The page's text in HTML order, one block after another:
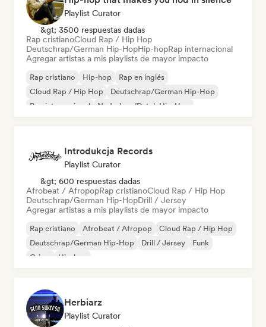
Playlist Curator
&gt; 3500 respuestas dadas
Rap cristianoCloud Rap / Hip Hop
Deutschrap/German Hip-HopHip-hopRap internacional
Agregar artistas a mis playlists de mayor impacto
Rap cristiano Hip-hop
Rap en inglés
Cloud Rap / Hip Hop
Deutschrap/German Hip-Hop
Rap internacional
Nederhop/Dutch Hip-Hop
Introdukcja Records
Playlist Curator
&gt; 600 respuestas dadas
Afrobeat / AfropopRap cristianoCloud Rap / Hip Hop
Deutschrap/German Hip-HopDrill / Jersey
Agregar artistas a mis playlists de mayor impacto
Rap cristiano Afrobeat / Afropop
Cloud Rap / Hip Hop
Deutschrap/German Hip-Hop
Drill / Jersey
Funk
Grime
Hip-hop
Herbiarz
Playlist Curator